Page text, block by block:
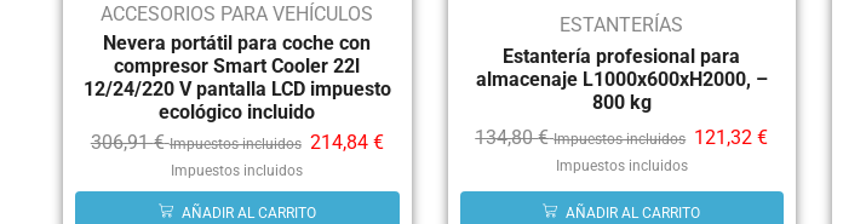
ACCESORIOS PARA VEHÍCULOS
Nevera portátil para coche con
compresor Smart Cooler 22l
12/24/220 V pantalla LCD impuesto
ecológico incluido
306,91€ Impuestos incluidos 214,84 €
Impuestos incluidos
AÑADIR AL CARRITO
ESTANTERÍAS
Estantería profesional para
almacenaje L1000x600xH2000, –
800 kg
134,80€ Impuestos incluidos 121,32€
Impuestos incluidos
AÑADIR AL CARRITO